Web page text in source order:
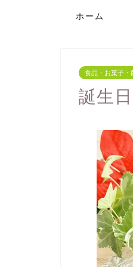
ホーム
食品・お菓子・
誕生